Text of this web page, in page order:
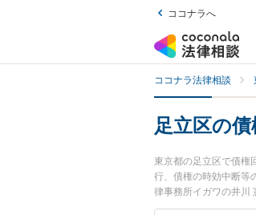
ココナラへ
ココナラ法律相談
足立区の
東京都の足立区で債権
行、債権の時効中断等
律事務所イガワの井川
相談したい』『債権回